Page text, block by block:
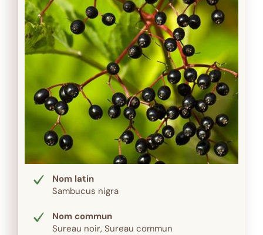
Nom latin
Sambucus nigra
Nom commun
Sureau noir, Sureau commun